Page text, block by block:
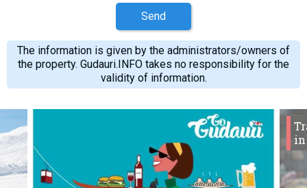
Send
The information is given by the administrators/owners of
the property. Gudauri.INFO takes no responsibility for the
validity of information.
in